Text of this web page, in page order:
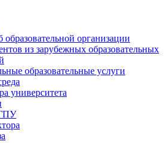
образовательной организации
из зарубежных образовательных
образовательные услуги
университета